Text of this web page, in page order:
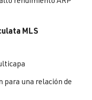
MLS
para una relación de